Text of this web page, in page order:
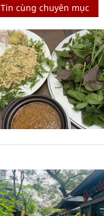
Tin cùng chuyên mục